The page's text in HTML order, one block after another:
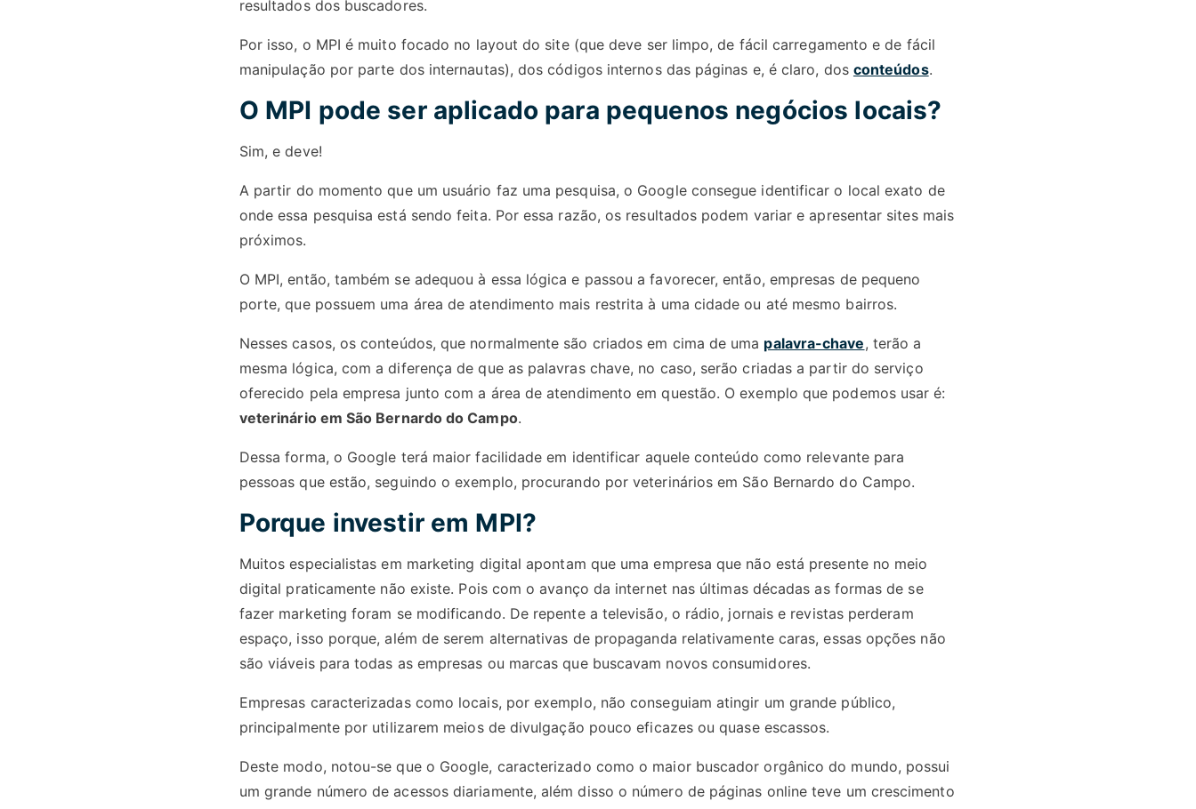
resultados dos buscadores.
Por isso, o MPI é muito focado no layout do site (que deve ser limpo, de fácil carregamento e de fácil
manipulação por parte dos internautas), dos códigos internos das páginas e, é claro, dos conteúdos.
O MPI pode ser aplicado para pequenos negócios locais?
Sim, e deve!
A partir do momento que um usuário faz uma pesquisa, o Google consegue identificar o local exato de
onde essa pesquisa está sendo feita. Por essa razão, os resultados podem variar e apresentar sites mais
próximos.
O MPI, então, também se adequou à essa lógica e passou a favorecer, então, empresas de pequeno
porte, que possuem uma área de atendimento mais restrita à uma cidade ou até mesmo bairros.
Nesses casos, os conteúdos, que normalmente são criados em cima de uma palavra-chave, terão a
mesma lógica, com a diferença de que as palavras chave, no caso, serão criadas a partir do serviço
oferecido pela empresa junto com a área de atendimento em questão. O exemplo que podemos usar é:
veterinário em São Bernardo do Campo.
Dessa forma, o Google terá maior facilidade em identificar aquele conteúdo como relevante para
pessoas que estão, seguindo o exemplo, procurando por veterinários em São Bernardo do Campo.
Porque investir em MPI?
Muitos especialistas em marketing digital apontam que uma empresa que não está presente no meio
digital praticamente não existe. Pois com o avanço da internet nas últimas décadas as formas de se
fazer marketing foram se modificando. De repente a televisão, o rádio, jornais e revistas perderam
espaço, isso porque, além de serem alternativas de propaganda relativamente caras, essas opções não
são viáveis para todas as empresas ou marcas que buscavam novos consumidores.
Empresas caracterizadas como locais, por exemplo, não conseguiam atingir um grande público,
principalmente por utilizarem meios de divulgação pouco eficazes ou quase escassos.
Deste modo, notou-se que o Google, caracterizado como o maior buscador orgânico do mundo, possui
um grande número de acessos diariamente, além disso o número de páginas online teve um crescimento